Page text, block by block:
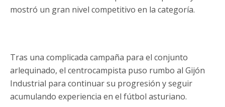
mostró un gran nivel competitivo en la categoría.
Tras una complicada campaña para el conjunto
arlequinado, el centrocampista puso rumbo al Gijón
Industrial para continuar su progresión y seguir
acumulando experiencia en el fútbol asturiano.